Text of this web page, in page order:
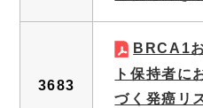
3683
BRCA1
ト保持者に
づく発癌リ